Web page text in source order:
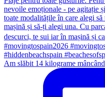
Am slăbit 14 kilograme